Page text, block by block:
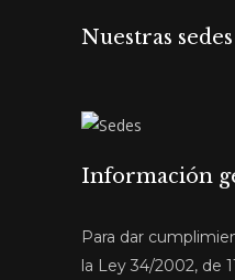
Nuestras sedes
Información
Para dar
la Ley 34/2002, de